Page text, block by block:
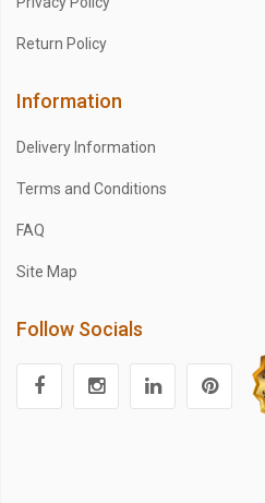
Return Policy
Information
Delivery Information
Terms and Conditions
FAQ
Site Map
Follow Socials